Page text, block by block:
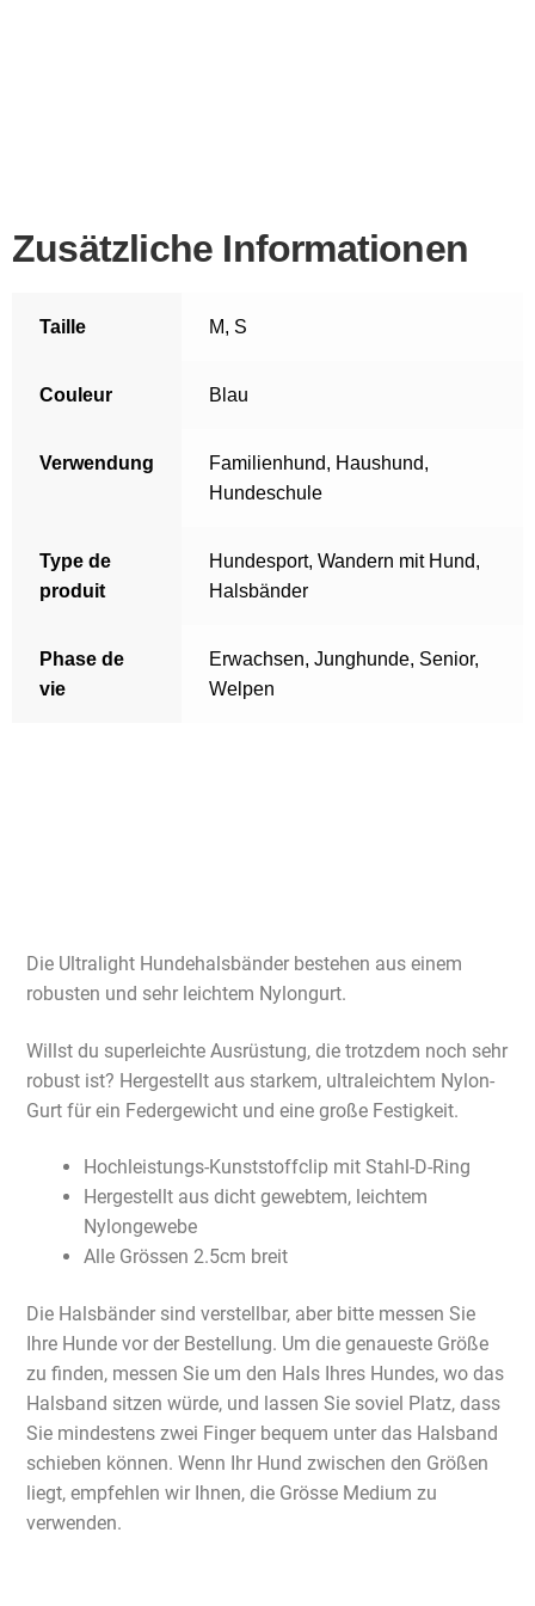
Zusätzliche Informationen
Taille M, S
Couleur Blau
Verwendung Familienhund, Haushund,
Hundeschule
Type de
produit
Hundesport, Wandern mit Hund,
Halsbänder
Phase de
vie
Erwachsen, Junghunde, Senior,
Welpen
Die Ultralight Hundehalsbänder bestehen aus einem
robusten und sehr leichtem Nylongurt.
Willst du superleichte Ausrüstung, die trotzdem noch sehr
robust ist? Hergestellt aus starkem, ultraleichtem Nylon-
Gurt für ein Federgewicht und eine große Festigkeit.
Hochleistungs-Kunststoffclip mit Stahl-D-Ring
Hergestellt aus dicht gewebtem, leichtem
Nylongewebe
Alle Grössen 2.5cm breit
Die Halsbänder sind verstellbar, aber bitte messen Sie
Ihre Hunde vor der Bestellung. Um die genaueste Größe
zu finden, messen Sie um den Hals Ihres Hundes, wo das
Halsband sitzen würde, und lassen Sie soviel Platz, dass
Sie mindestens zwei Finger bequem unter das Halsband
schieben können. Wenn Ihr Hund zwischen den Größen
liegt, empfehlen wir Ihnen, die Grösse Medium zu
verwenden.